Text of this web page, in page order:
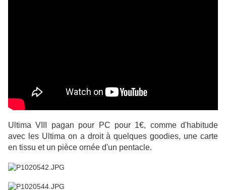
Ultima VIII pagan pour PC pour 1€, comme d'habitude
avec les Ultima on a droit à quelques goodies, une carte
en tissu et un pièce ornée d'un pentacle.